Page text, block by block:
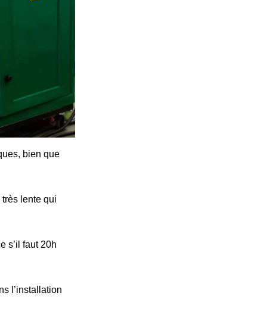
bien que
très lente qui
s’il faut 20h
l’installation